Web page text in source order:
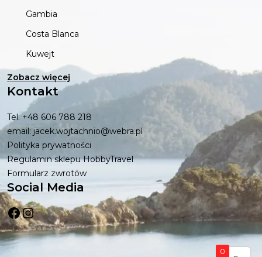
Gambia
Costa Blanca
Kuwejt
Zobacz więcej
Kontakt
Tel: +48 606 788 218
email: jacek.wojtachnio@webra.pl
Polityka prywatności
Regulamin sklepu HobbyTravel
Formularz zwrotów
Social Media
Facebook
Instagram
0